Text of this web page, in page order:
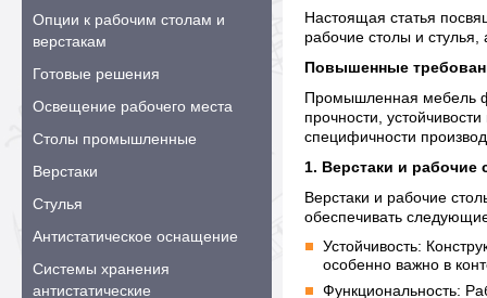
Опции к рабочим столам и
верстакам
Готовые решения
Освещение рабочего места
Столы промышленные
Верстаки
Стулья
Антистатическое оснащение
Системы хранения
антистатические
Настоящая статья
рабочие столы и стулья,
Повышенные
Промышленная мебель
прочности,
специфичности
1. Верстаки и рабочие
Верстаки и рабочие
обеспечивать
Устойчивость:
особенно важно в
Функциональность: